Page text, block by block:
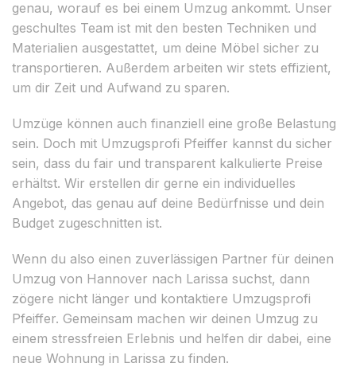
genau, worauf es bei einem Umzug ankommt. Unser
geschultes Team ist mit den besten Techniken und
Materialien ausgestattet, um deine Möbel sicher zu
transportieren. Außerdem arbeiten wir stets effizient,
um dir Zeit und Aufwand zu sparen.
Umzüge können auch finanziell eine große Belastung
sein. Doch mit Umzugsprofi Pfeiffer kannst du sicher
sein, dass du fair und transparent kalkulierte Preise
erhältst. Wir erstellen dir gerne ein individuelles
Angebot, das genau auf deine Bedürfnisse und dein
Budget zugeschnitten ist.
Wenn du also einen zuverlässigen Partner für deinen
Umzug von Hannover nach Larissa suchst, dann
zögere nicht länger und kontaktiere Umzugsprofi
Pfeiffer. Gemeinsam machen wir deinen Umzug zu
einem stressfreien Erlebnis und helfen dir dabei, eine
neue Wohnung in Larissa zu finden.